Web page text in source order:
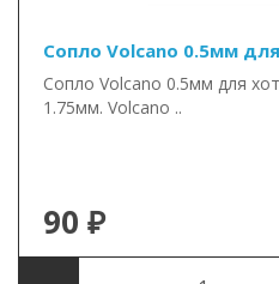
Сопло Volcano 0.5мм
Сопло Volcano 0.5мм для
1.75мм. Volcano ..
90 ₽